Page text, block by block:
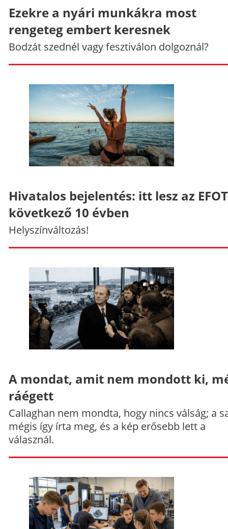
Ezekre a nyári munkákra most
rengeteg embert keresnek
Bodzát szednél vagy fesztiválon dolgoznál?
Hivatalos bejelentés: itt lesz az
következő 10 évben
Helyszínváltozás!
A mondat, amit nem mondott ki,
ráégett
Callaghan nem mondta, hogy nincs válság; a
mégis így írta meg, és a kép erősebb lett a
válasznál.